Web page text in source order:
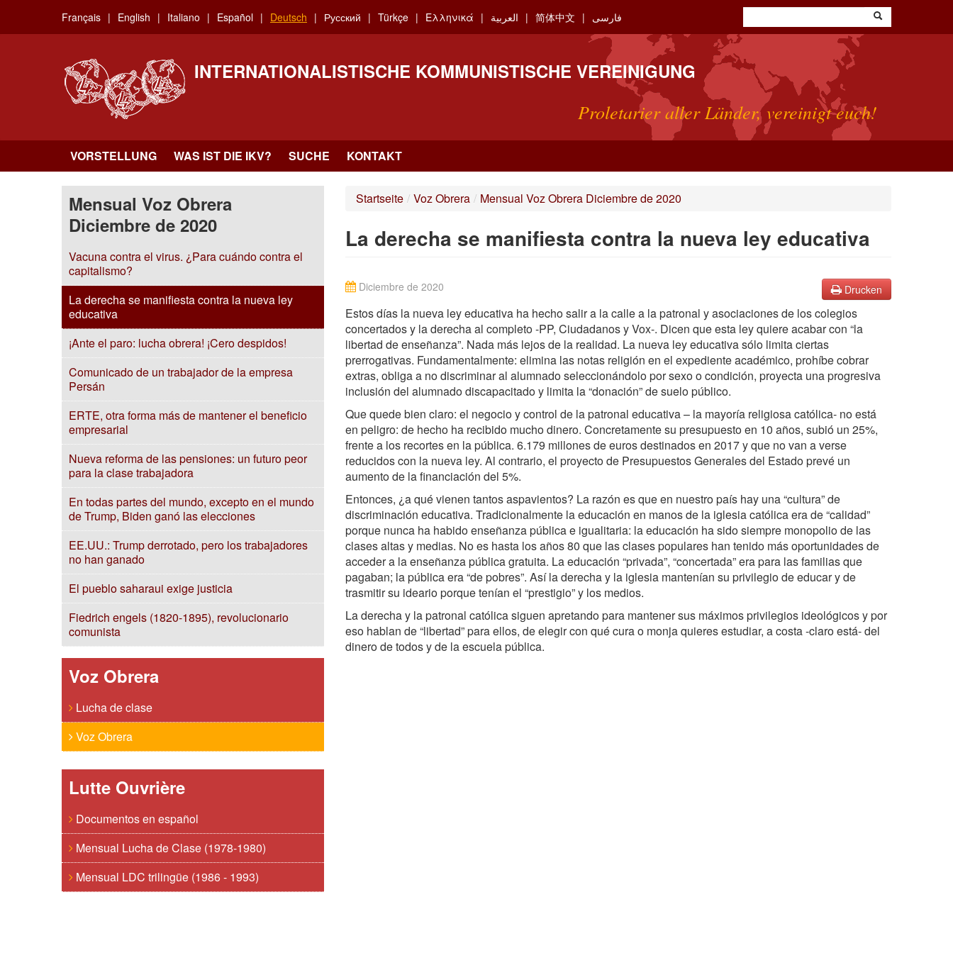
main
Français English Italiano Español Deutsch Русский Türkçe Ελληνικά العربية 简体中文 فارسی
INTERNATIONALISTISCHE KOMMUNISTISCHE VEREINIGUNG
Proletarier aller Länder, vereinigt euch!
VORSTELLUNG WAS IST DIE IKV? SUCHE KONTAKT
Mensual Voz Obrera
Diciembre de 2020
Vacuna contra el virus. ¿Para cuándo contra el
capitalismo?
La derecha se manifiesta contra la nueva ley
educativa
¡Ante el paro: lucha obrera! ¡Cero despidos!
Comunicado de un trabajador de la empresa
Persán
ERTE, otra forma más de mantener el beneficio
empresarial
Nueva reforma de las pensiones: un futuro peor
para la clase trabajadora
En todas partes del mundo, excepto en el mundo
de Trump, Biden ganó las elecciones
EE.UU.: Trump derrotado, pero los trabajadores
no han ganado
El pueblo saharaui exige justicia
Fiedrich engels (1820-1895), revolucionario
comunista
Voz Obrera
Lucha de clase
Voz Obrera
Lutte Ouvrière
Documentos en español
Mensual Lucha de Clase (1978-1980)
Mensual LDC trilingüe (1986 - 1993)
Startseite / Voz Obrera / Mensual Voz Obrera Diciembre de 2020
La derecha se manifiesta contra la nueva ley educativa
Drucken
Diciembre de 2020
Estos días la nueva ley educativa ha hecho salir a la calle a la patronal y asociaciones de los colegios
concertados y la derecha al completo -PP, Ciudadanos y Vox-. Dicen que esta ley quiere acabar con “la
libertad de enseñanza”. Nada más lejos de la realidad. La nueva ley educativa sólo limita ciertas
prerrogativas. Fundamentalmente: elimina las notas religión en el expediente académico, prohíbe cobrar
extras, obliga a no discriminar al alumnado seleccionándolo por sexo o condición, proyecta una progresiva
inclusión del alumnado discapacitado y limita la “donación” de suelo público.
Que quede bien claro: el negocio y control de la patronal educativa – la mayoría religiosa católica- no está
en peligro: de hecho ha recibido mucho dinero. Concretamente su presupuesto en 10 años, subió un 25%,
frente a los recortes en la pública. 6.179 millones de euros destinados en 2017 y que no van a verse
reducidos con la nueva ley. Al contrario, el proyecto de Presupuestos Generales del Estado prevé un
aumento de la financiación del 5%.
Entonces, ¿a qué vienen tantos aspavientos? La razón es que en nuestro país hay una “cultura” de
discriminación educativa. Tradicionalmente la educación en manos de la iglesia católica era de “calidad”
porque nunca ha habido enseñanza pública e igualitaria: la educación ha sido siempre monopolio de las
clases altas y medias. No es hasta los años 80 que las clases populares han tenido más oportunidades de
acceder a la enseñanza pública gratuita. La educación “privada”, “concertada” era para las familias que
pagaban; la pública era “de pobres”. Así la derecha y la iglesia mantenían su privilegio de educar y de
trasmitir su ideario porque tenían el “prestigio” y los medios.
La derecha y la patronal católica siguen apretando para mantener sus máximos privilegios ideológicos y por
eso hablan de “libertad” para ellos, de elegir con qué cura o monja quieres estudiar, a costa -claro está- del
dinero de todos y de la escuela pública.